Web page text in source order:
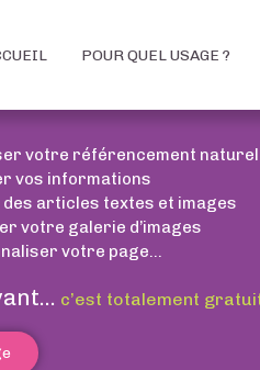
POUR QUEL USAGE ?
votre référencement naturel
vos informations
des articles textes et images
votre galerie d’images
votre page...
c’est totalement